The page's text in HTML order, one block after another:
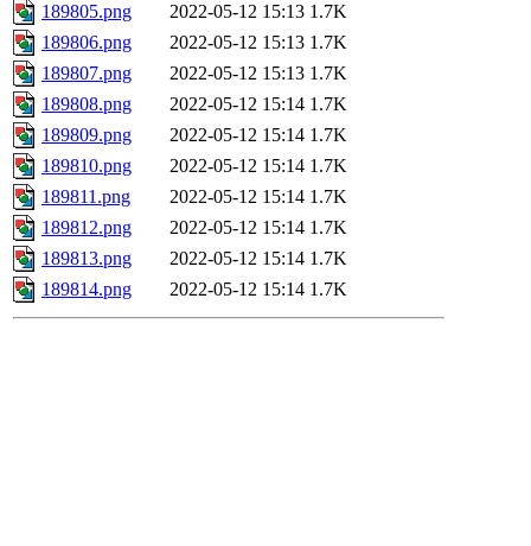
189805.png
2022-05-12 15:13 1.7K
189806.png
2022-05-12 15:13 1.7K
189807.png
2022-05-12 15:13 1.7K
189808.png
2022-05-12 15:14 1.7K
189809.png
2022-05-12 15:14 1.7K
189810.png
2022-05-12 15:14 1.7K
189811.png
2022-05-12 15:14 1.7K
189812.png
2022-05-12 15:14 1.7K
189813.png
2022-05-12 15:14 1.7K
189814.png
2022-05-12 15:14 1.7K